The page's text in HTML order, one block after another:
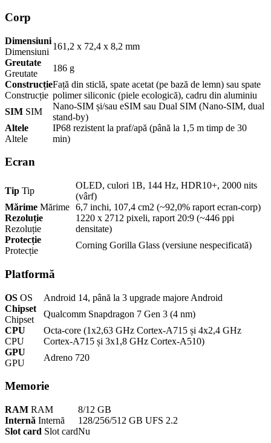
Corp
Dimensiuni
Dimensiuni
161,2 x 72,4 x 8,2 mm
Greutate
Greutate
186 g
Construcție
Construcție
Față din sticlă, spate acetat (pe bază de lemn) sau spate
polimer siliconic (piele ecologică), cadru din aluminiu
SIM SIM
Nano-SIM și/sau eSIM sau Dual SIM (Nano-SIM, dual
stand-by)
Altele
Altele
IP68 rezistent la praf/apă (până la 1,5 m timp de 30
min)
Ecran
Tip Tip
OLED, culori 1B, 144 Hz, HDR10+, 2000 nits
(vârf)
Mărime Mărime 6,7 inchi, 107,4 cm2 (~92,0% raport ecran-corp)
Rezoluție
Rezoluție
1220 x 2712 pixeli, raport 20:9 (~446 ppi
densitate)
Protecție
Protecție
Corning Gorilla Glass (versiune nespecificată)
Platformă
OS OS
Android 14, până la 3 upgrade majore Android
Chipset
Chipset
Qualcomm Snapdragon 7 Gen 3 (4 nm)
CPU
CPU
Octa-core (1x2,63 GHz Cortex-A715 și 4x2,4 GHz
Cortex-A715 și 3x1,8 GHz Cortex-A510)
GPU
GPU
Adreno 720
Memorie
RAM RAM
8/12 GB
Internă Internă
128/256/512 GB UFS 2.2
Slot card Slot cardNu